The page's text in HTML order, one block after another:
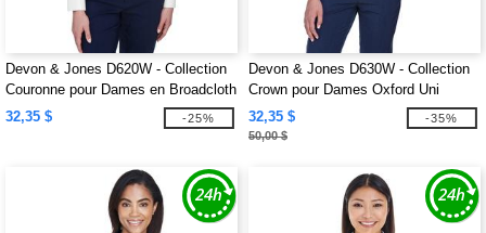
Devon & Jones D620W - Collection
Couronne pour Dames en Broadcloth
Uni
32,35 $ -25%
Devon & Jones D630W - Collection
Crown pour Dames Oxford Uni
32,35 $
50,00 $
-35%